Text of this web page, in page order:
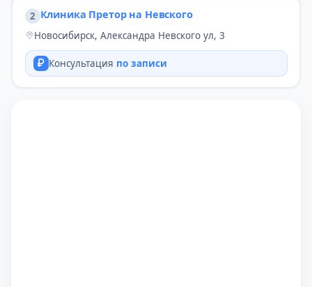
2 Клиника Претор на Невского
Новосибирск, Александра Невского ул, 3
Консультация по записи